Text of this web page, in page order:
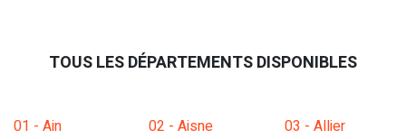
TOUS LES DÉPARTEMENTS DISPONIBLES
01 - Ain 02 - Aisne
03 - Allier